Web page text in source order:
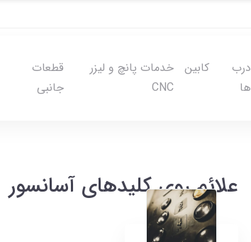
درب
ها
کابین
خدمات پانچ و لیزر
CNC
قطعات
جانبی
علائم روی کلیدهای آسانسور